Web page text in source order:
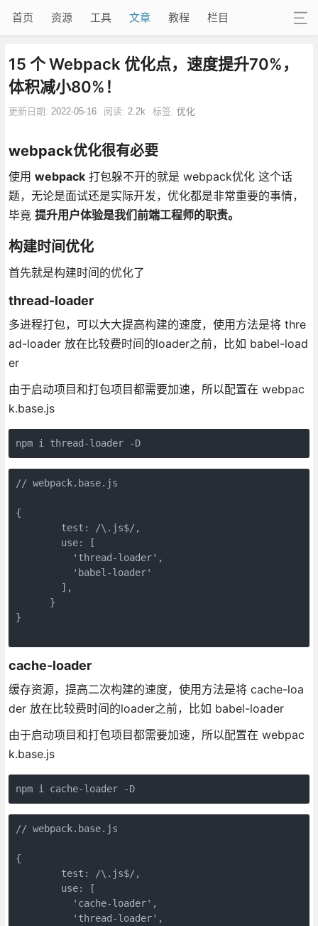
首页 资源 工具 文章 教程 栏目
15 个 Webpack 优化点，速度提升70%，
体积减小80%！
更新日期: 2022-05-16 阅读: 2.2k 标签: 优化
webpack优化很有必要
使用 webpack打包躲不开的就是 webpack优化 这个话
题，无论是面试还是实际开发，优化都是非常重要的事情，
毕竟 提升用户体验是我们前端工程师的职责。
构建时间优化
首先就是构建时间的优化了
thread-loader
多进程打包，可以大大提高构建的速度，使用方法是将 thre
ad-loader 放在比较费时间的loader之前，比如 babel-load
er
由于启动项目和打包项目都需要加速，所以配置在 webpac
k.base.js
npm i thread-loader -D
// webpack.base.js
{
        test: /\.js$/,
        use: [
          'thread-loader',
          'babel-loader'
        ],
      }
}
cache-loader
缓存资源，提高二次构建的速度，使用方法是将 cache-loa
der 放在比较费时间的loader之前，比如 babel-loader
由于启动项目和打包项目都需要加速，所以配置在 webpac
k.base.js
npm i cache-loader -D
// webpack.base.js
{
        test: /\.js$/,
        use: [
          'cache-loader',
          'thread-loader',